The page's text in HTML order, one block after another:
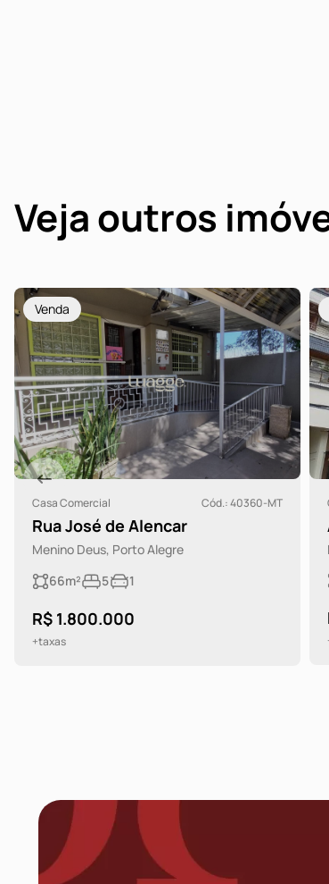
Veja outros
Venda
Casa Comercial Cód.: 269334-DMI
Avenida Getulio Vargas
Menino Deus, Porto Alegre
41m²
R$ 290.000
+taxas